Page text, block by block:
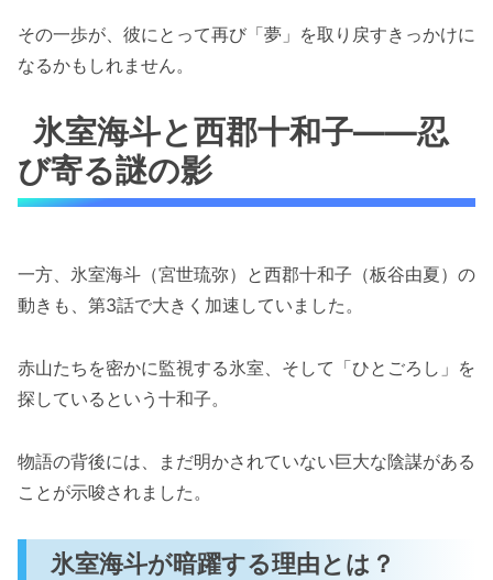
その一歩が、彼にとって再び「夢」を取り戻すきっかけに
なるかもしれません。
氷室海斗と西郡十和子――忍
び寄る謎の影
一方、氷室海斗（宮世琉弥）と西郡十和子（板谷由夏）の
動きも、第3話で大きく加速していました。
赤山たちを密かに監視する氷室、そして「ひとごろし」を
探しているという十和子。
物語の背後には、まだ明かされていない巨大な陰謀がある
ことが示唆されました。
氷室海斗が暗躍する理由とは？